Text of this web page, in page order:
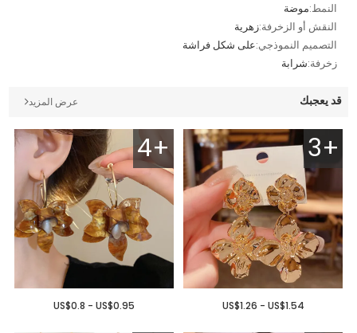
النمط:موضة
النقش أو الزخرفة:زهرية
التصميم النموذجي:على شكل فراشة
زخرفة:شرابة
قد يعجبك عرض المزيد
3+
US$1.26 - US$1.54
4+
US$0.8 - US$0.95